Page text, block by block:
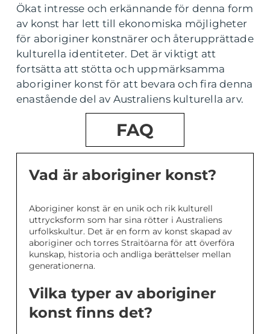
Ökat intresse och erkännande för denna form
av konst har lett till ekonomiska möjligheter
för aboriginer konstnärer och återupprättade
kulturella identiteter. Det är viktigt att
fortsätta att stötta och uppmärksamma
aboriginer konst för att bevara och fira denna
enastående del av Australiens kulturella arv.
FAQ
Vad är aboriginer konst?
Aboriginer konst är en unik och rik kulturell
uttrycksform som har sina rötter i Australiens
urfolkskultur. Det är en form av konst skapad av
aboriginer och torres Straitöarna för att överföra
kunskap, historia och andliga berättelser mellan
generationerna.
Vilka typer av aboriginer
konst finns det?